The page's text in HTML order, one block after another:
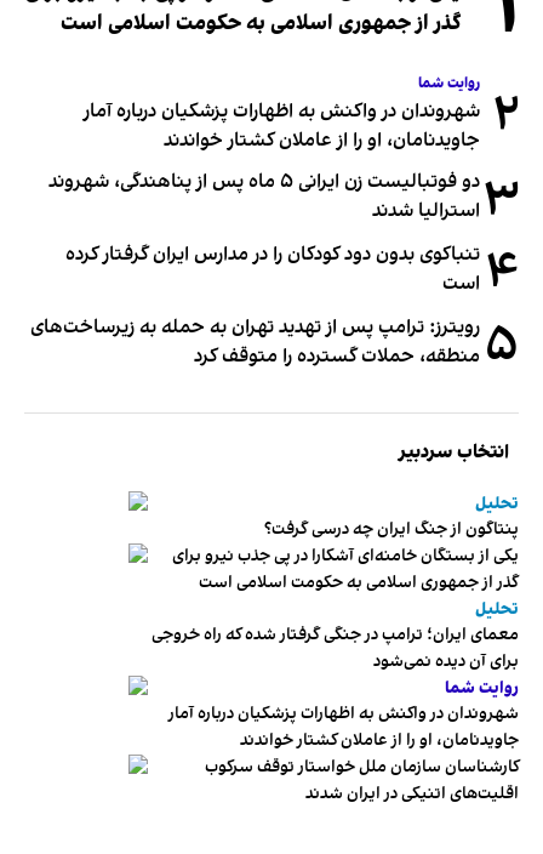
گذر از جمهوری اسلامی به حکومت اسلامی است
۲ روایت شما
شهروندان در واکنش به اظهارات پزشکیان درباره آمار
جاویدنامان، او را از عاملان کشتار خواندند
۳
دو فوتبالیست زن ایرانی ۵ ماه پس از پناهندگی، شهروند
استرالیا شدند
۴ تنباکوی بدون دود کودکان را در مدارس ایران گرفتار کرده
است
۵ رویترز: ترامپ پس از تهدید تهران به حمله به زیرساخت‌های
منطقه، حملات گسترده را متوقف کرد
انتخاب سردبیر
تحلیل
پنتاگون از جنگ ایران چه درسی گرفت؟
یکی از بستگان خامنه‌ای آشکارا در پی جذب نیرو برای
گذر از جمهوری اسلامی به حکومت اسلامی است
تحلیل
معمای ایران؛ ترامپ در جنگی گرفتار شده که راه خروجی
برای آن دیده نمی‌شود
روایت شما
شهروندان در واکنش به اظهارات پزشکیان درباره آمار
جاویدنامان، او را از عاملان کشتار خواندند
کارشناسان سازمان ملل خواستار توقف سرکوب
اقلیت‌های اتنیکی در ایران شدند